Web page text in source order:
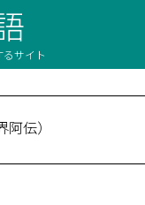
サイト
伝）